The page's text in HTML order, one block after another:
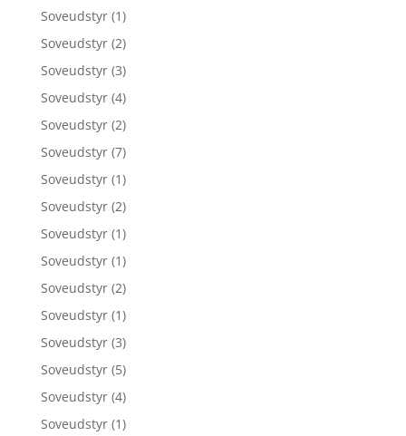
Soveudstyr (1)
Soveudstyr (2)
Soveudstyr (3)
Soveudstyr (4)
Soveudstyr (2)
Soveudstyr (7)
Soveudstyr (1)
Soveudstyr (2)
Soveudstyr (1)
Soveudstyr (1)
Soveudstyr (2)
Soveudstyr (1)
Soveudstyr (3)
Soveudstyr (5)
Soveudstyr (4)
Soveudstyr (1)